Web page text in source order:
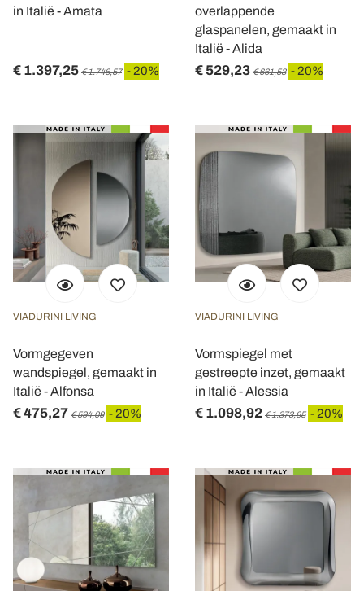
in Italië - Amata
€ 1.397,25 € 1.746,57 - 20%
overlappende
glaspanelen, gemaakt in
Italië - Alida
€ 529,23 € 661,53 - 20%
VIADURINI LIVING
Vormgegeven
wandspiegel, gemaakt in
Italië - Alfonsa
€ 475,27 € 594,09 - 20%
VIADURINI LIVING
Vormspiegel met
gestreepte inzet, gemaakt
in Italië - Alessia
€ 1.098,92 € 1.373,65 - 20%